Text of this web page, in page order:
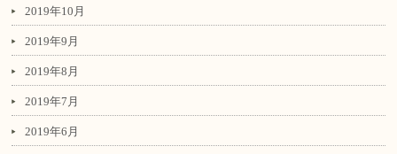
2019年10月
2019年9月
2019年8月
2019年7月
2019年6月